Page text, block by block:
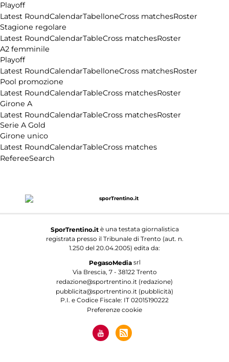
Playoff
Latest RoundCalendarTabelloneCross matchesRoster
Stagione regolare
Latest RoundCalendarTableCross matchesRoster
A2 femminile
Playoff
Latest RoundCalendarTabelloneCross matchesRoster
Pool promozione
Latest RoundCalendarTableCross matchesRoster
Girone A
Latest RoundCalendarTableCross matchesRoster
Serie A Gold
Girone unico
Latest RoundCalendarTableCross matches
RefereeSearch
SporTrentino.itè una testata giornalistica
registrata presso il Tribunale di Trento (aut. n.
1.250 del 20.04.2005) edita da:
PegasoMediasrl
Via Brescia, 7 - 38122 Trento
redazione@sportrentino.it (redazione)
pubblicita@sportrentino.it (pubblicità)
P.I. e Codice Fiscale: IT 02015190222
Preferenze cookie